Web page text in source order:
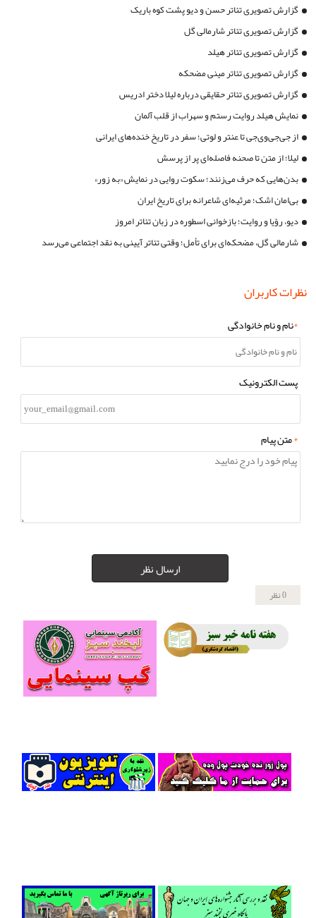
آیینی حمایت ویژه شود
گزارش تصویری تئاتر حسن و دیو پشت کوه باریک
گزارش تصویری تئاتر شارمالی گل
گزارش تصویری تئاتر هیلد
گزارش تصویری تئاتر مینی مضحکه
گزارش تصویری تئاتر حقایقی درباره لیلا دختر ادریس
نمایش هیلد روایت رستم و سهراب از قلب آلمان
از جی‌جی‌وی‌جی تا عنتر و لوتی؛ سفر در تاریخ خنده‌های ایرانی
لیلا؛ از متن تا صحنه فاصله‌ای پر از پرسش
بدن‌هایی که حرف می‌زنند؛ سکوت روایی در نمایش «به زور»
بی‌امان اشک؛ مرثیه‌ای شاعرانه برای تاریخ ایران
دیو، رؤیا و روایت؛ بازخوانی اسطوره در زبان تئاتر امروز
شارمالی گل، مضحکه‌ای برای تأمل؛ وقتی تئاتر آیینی به نقد اجتماعی می‌رسد
نظرات کاربران
*نام و نام خانوادگی
پست الکترونیک
*متن پیام
ارسال نظر
0 نظر